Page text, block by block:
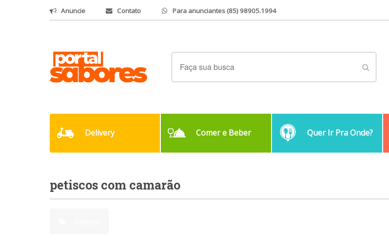
Anuncie Contato Para anunciantes (85) 98905.1994
Delivery Comer e Beber Quer Ir Pra Onde?
petiscos com camarão